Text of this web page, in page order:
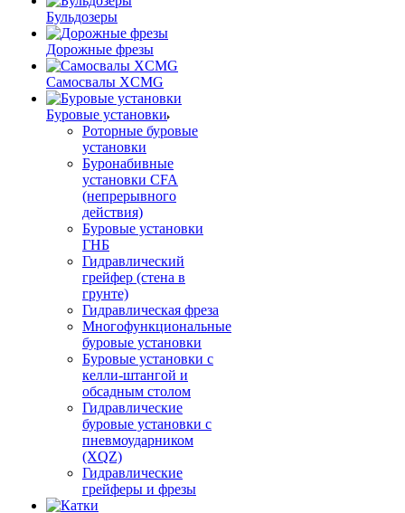
Бульдозеры
Дорожные фрезы
Самосвалы XCMG
Буровые установки
Роторные буровые
установки
Буронабивные
установки CFA
(непрерывного
действия)
Буровые установки
ГНБ
Гидравлический
грейфер (стена в
грунте)
Гидравлическая фреза
Многофункциональные
буровые установки
Буровые установки с
келли-штангой и
обсадным столом
Гидравлические
буровые установки с
пневмоударником
(XQZ)
Гидравлические
грейферы и фрезы